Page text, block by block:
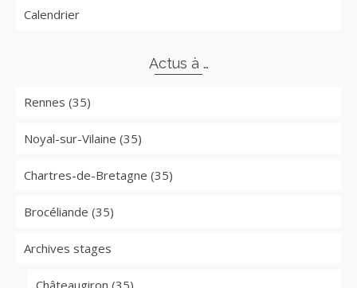
Calendrier
Actus à …
Rennes (35)
Noyal-sur-Vilaine (35)
Chartres-de-Bretagne (35)
Brocéliande (35)
Archives stages